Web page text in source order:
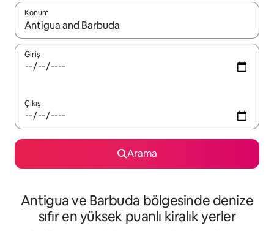
Konum
Sonuçlar kullanılabilir olduğunda yukarı ve aşağı oklarıyla
Giriş
Çıkış
Arama
Antigua ve Barbuda bölgesinde denize
sıfır en yüksek puanlı kiralık yerler